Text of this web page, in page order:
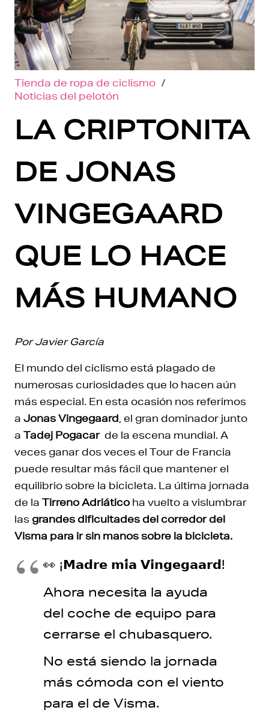
Tienda de ropa de ciclismo /
Noticias del pelotón
LA CRIPTONITA
DE JONAS
VINGEGAARD
QUE LO HACE
MÁS HUMANO
Por Javier García
El mundo del ciclismo está plagado de
numerosas curiosidades que lo hacen aún
más especial. En esta ocasión nos referimos
a Jonas Vingegaard, el gran dominador junto
a Tadej Pogacarde la escena mundial. A
veces ganar dos veces el Tour de Francia
puede resultar más fácil que mantener el
equilibrio sobre la bicicleta. La última jornada
de la Tirreno Adriático ha vuelto a vislumbrar
lasgrandes dificultades del corredor del
Visma para ir sin manos sobre la bicicleta.
👀 ¡𝗠𝗮𝗱𝗿𝗲 𝗺𝗶́𝗮 𝗩𝗶𝗻𝗴𝗲𝗴𝗮𝗮𝗿𝗱!
Ahora necesita la ayuda
del coche de equipo para
cerrarse el chubasquero.
No está siendo la jornada
más cómoda con el viento
para el de Visma.